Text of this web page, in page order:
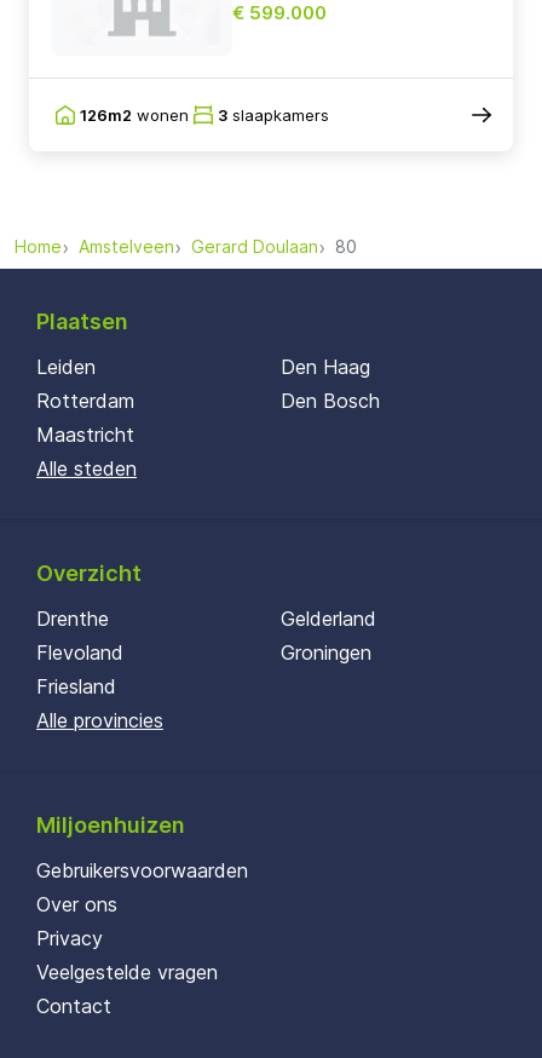
€ 599.000
126m2 wonen 3 slaapkamers
Home Amstelveen Gerard Doulaan 80
Plaatsen
Leiden
Rotterdam
Maastricht
Den Haag
Den Bosch
Alle steden
Overzicht
Drenthe
Flevoland
Friesland
Gelderland
Groningen
Alle provincies
Miljoenhuizen
Gebruikersvoorwaarden
Over ons
Privacy
Veelgestelde vragen
Contact